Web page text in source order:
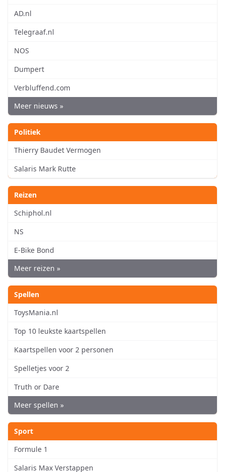
AD.nl
Telegraaf.nl
NOS
Dumpert
Verbluffend.com
Meer nieuws »
Politiek
Thierry Baudet Vermogen
Salaris Mark Rutte
Reizen
Schiphol.nl
NS
E-Bike Bond
Meer reizen »
Spellen
ToysMania.nl
Top 10 leukste kaartspellen
Kaartspellen voor 2 personen
Spelletjes voor 2
Truth or Dare
Meer spellen »
Sport
Formule 1
Salaris Max Verstappen